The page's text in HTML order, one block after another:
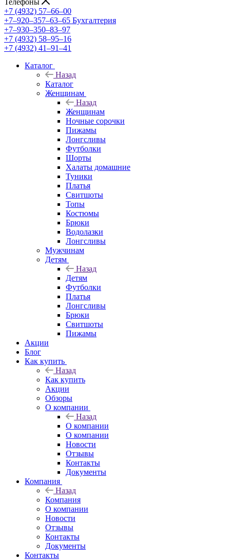
Телефоны
+7 (4932) 57‒66‒00
+7‒920‒357‒63‒65 Бухгалтерия
+7‒930‒350‒83‒97
+7 (4932) 58‒95‒16
+7 (4932) 41‒91‒41
Каталог
Назад
Каталог
Женщинам
Назад
Женщинам
Ночные сорочки
Пижамы
Лонгсливы
Футболки
Шорты
Халаты домашние
Туники
Платья
Свитшоты
Топы
Костюмы
Брюки
Водолазки
Лонгсливы
Мужчинам
Детям
Назад
Детям
Футболки
Платья
Лонгсливы
Брюки
Свитшоты
Пижамы
Акции
Блог
Как купить
Назад
Как купить
Акции
Обзоры
О компании
Назад
О компании
О компании
Новости
Отзывы
Контакты
Документы
Компания
Назад
Компания
О компании
Новости
Отзывы
Контакты
Документы
Контакты